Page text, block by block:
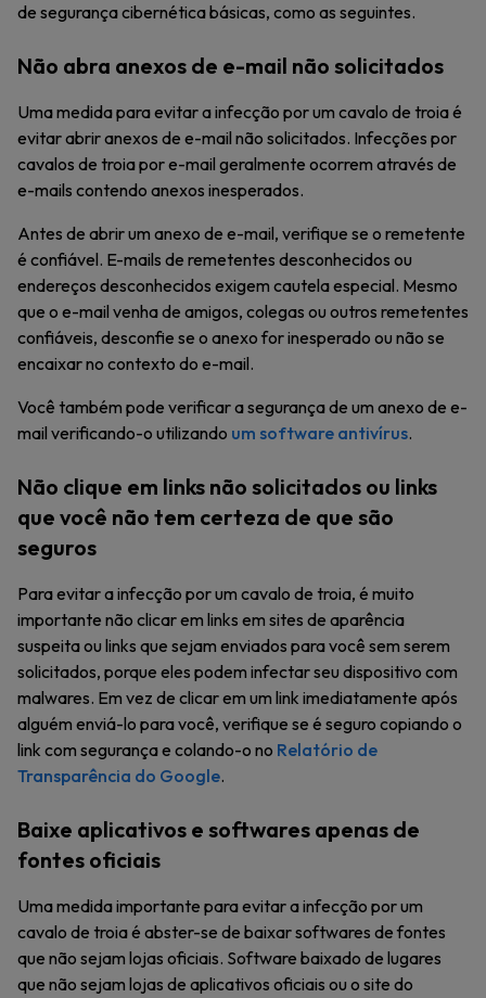
de segurança cibernética básicas, como as seguintes.
Não abra anexos de e-mail não solicitados
Uma medida para evitar a infecção por um cavalo de troia é
evitar abrir anexos de e-mail não solicitados. Infecções por
cavalos de troia por e-mail geralmente ocorrem através de
e-mails contendo anexos inesperados.
Antes de abrir um anexo de e-mail, verifique se o remetente
é confiável. E-mails de remetentes desconhecidos ou
endereços desconhecidos exigem cautela especial. Mesmo
que o e-mail venha de amigos, colegas ou outros remetentes
confiáveis, desconfie se o anexo for inesperado ou não se
encaixar no contexto do e-mail.
Você também pode verificar a segurança de um anexo de e-
mail verificando-o utilizando um software antivírus.
Não clique em links não solicitados ou links
que você não tem certeza de que são
seguros
Para evitar a infecção por um cavalo de troia, é muito
importante não clicar em links em sites de aparência
suspeita ou links que sejam enviados para você sem serem
solicitados, porque eles podem infectar seu dispositivo com
malwares. Em vez de clicar em um link imediatamente após
alguém enviá-lo para você, verifique se é seguro copiando o
link com segurança e colando-o no Relatório de
Transparência do Google.
Baixe aplicativos e softwares apenas de
fontes oficiais
Uma medida importante para evitar a infecção por um
cavalo de troia é abster-se de baixar softwares de fontes
que não sejam lojas oficiais. Software baixado de lugares
que não sejam lojas de aplicativos oficiais ou o site do